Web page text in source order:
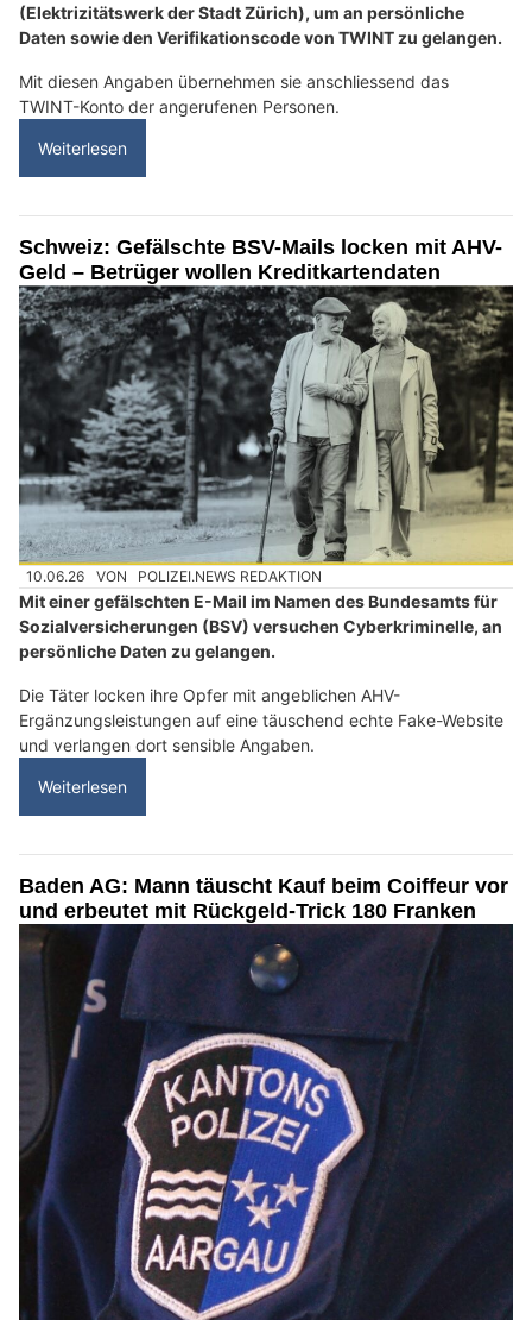
(Elektrizitätswerk der Stadt Zürich), um an persönliche
Daten sowie den Verifikationscode von TWINT zu gelangen.
Mit diesen Angaben übernehmen sie anschliessend das
TWINT-Konto der angerufenen Personen.
Weiterlesen
Schweiz: Gefälschte BSV-Mails locken mit AHV-
Geld – Betrüger wollen Kreditkartendaten
10.06.26 VON POLIZEI.NEWS REDAKTION
Mit einer gefälschten E-Mail im Namen des Bundesamts für
Sozialversicherungen (BSV) versuchen Cyberkriminelle, an
persönliche Daten zu gelangen.
Die Täter locken ihre Opfer mit angeblichen AHV-
Ergänzungsleistungen auf eine täuschend echte Fake-Website
und verlangen dort sensible Angaben.
Weiterlesen
Baden AG: Mann täuscht Kauf beim Coiffeur vor
und erbeutet mit Rückgeld-Trick 180 Franken